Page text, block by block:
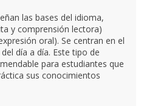
las bases del idioma,
y comprensión lectora)
oral). Se centran en el
día a día. Este tipo de
para estudiantes que
sus conocimientos